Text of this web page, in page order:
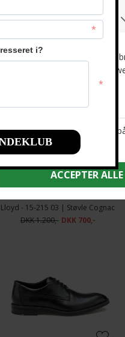
Lacoste - Storm 96 | Sneakers
Lloyd - 15-215 03 | Støvle Cognac
DKK 1.200,- DKK 700,-